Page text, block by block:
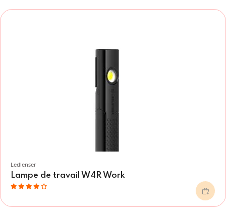
Ledlenser
Lampe de travail W4R Work